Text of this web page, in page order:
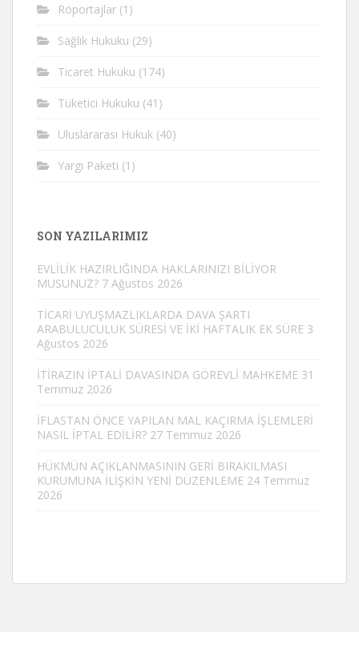
Röportajlar (1)
Sağlık Hukuku (29)
Ticaret Hukuku (174)
Tüketici Hukuku (41)
Uluslararası Hukuk (40)
Yargı Paketi (1)
SON YAZILARIMIZ
EVLİLİK HAZIRLIĞINDA HAKLARINIZI BİLİYOR
MUSUNUZ? 7 Ağustos 2026
TİCARİ UYUŞMAZLIKLARDA DAVA ŞARTI
ARABULUCULUK SÜRESİ VE İKİ HAFTALIK EK SÜRE 3
Ağustos 2026
İTİRAZIN İPTALİ DAVASINDA GÖREVLİ MAHKEME 31
Temmuz 2026
İFLASTAN ÖNCE YAPILAN MAL KAÇIRMA İŞLEMLERİ
NASIL İPTAL EDİLİR? 27 Temmuz 2026
HÜKMÜN AÇIKLANMASININ GERİ BIRAKILMASI
KURUMUNA İLİŞKİN YENİ DÜZENLEME 24 Temmuz
2026